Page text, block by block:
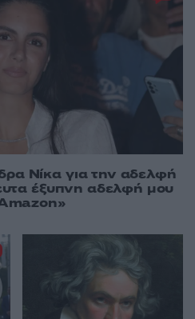
Νίκα για την αδελφή
έξυπνη αδελφή μου